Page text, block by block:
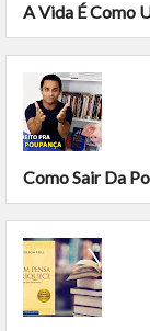
A Vida É Como
Como Sair Da